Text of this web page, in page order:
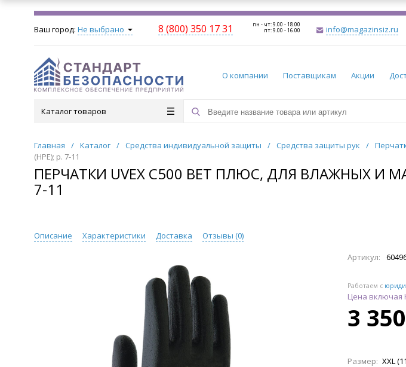
Ваш город: Не выбрано 8 (800) 350 17 31 пн - чт: 9.00 - 18.00
пт: 9.00 - 16.00 info@magazinsiz.ru
О компании Поставщикам Акции
Каталог товаров
Главная / Каталог / Средства индивидуальной защиты / Средства защиты рук /
(HPE); р. 7-11
ПЕРЧАТКИ UVEX С500 ВЕТ ПЛЮС, ДЛЯ ВЛАЖНЫХ И
7-11
Описание Характеристики Доставка Отзывы (0)
Артикул:
Работаем с
Цена включая
3
Размер: XXL